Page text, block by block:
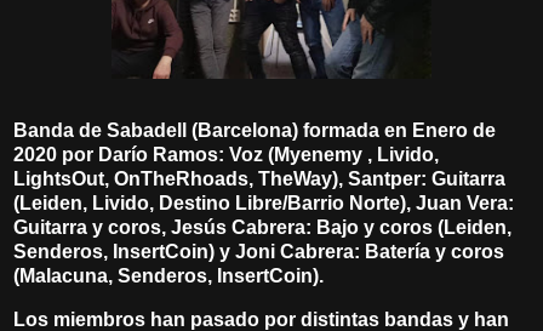
Banda de Sabadell (Barcelona) formada en Enero de
2020 por Darío Ramos: Voz (Myenemy , Livido,
LightsOut, OnTheRhoads, TheWay), Santper: Guitarra
(Leiden, Livido, Destino Libre/Barrio Norte), Juan Vera:
Guitarra y coros, Jesús Cabrera: Bajo y coros (Leiden,
Senderos, InsertCoin) y Joni Cabrera: Batería y coros
(Malacuna, Senderos, InsertCoin).
Los miembros han pasado por distintas bandas y han